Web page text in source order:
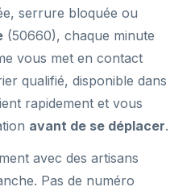
serrure bloquée ou
(50660), chaque minute
vous met en contact
qualifié, disponible dans
rapidement et vous
avant de se déplacer.
avec des artisans
Pas de numéro